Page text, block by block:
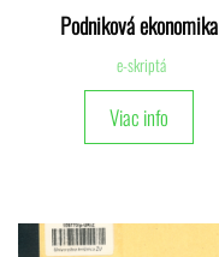
Podniková ekonomika
e-skriptá
Viac info